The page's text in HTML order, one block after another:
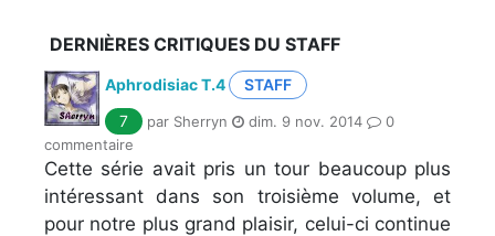
DERNIÈRES CRITIQUES DU STAFF
Aphrodisiac T.4
STAFF
7
par Sherryn dim. 9 nov. 2014
0
commentaire
Cette série avait pris un tour beaucoup plus
intéressant dans son troisième volume, et
pour notre plus grand plaisir, celui-ci continue